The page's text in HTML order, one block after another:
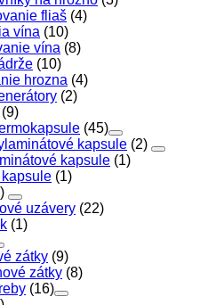
fliaš (4)
vína (10)
vína (8)
(10)
hrozna (4)
(2)
(9)
(45)
kapsule (2)
kapsule (1)
kapsule (1)
uzávery (22)
(1)
zátky (9)
zátky (8)
(16)